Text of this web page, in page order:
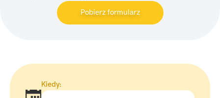
Pobierz formularz
Kiedy: